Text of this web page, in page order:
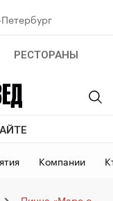
РЕСТОРАНЫ
Компании